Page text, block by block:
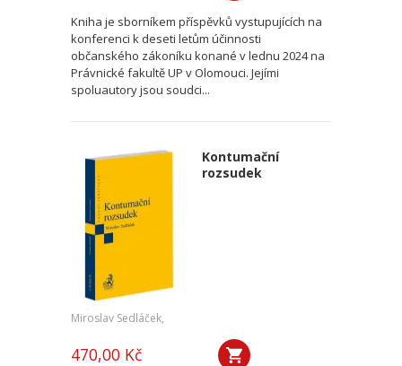
Kniha je sborníkem příspěvků vystupujících na
konferenci k deseti letům účinnosti
občanského zákoníku konané v lednu 2024 na
Právnické fakultě UP v Olomouci. Jejími
spoluautory jsou soudci...
Kontumační
rozsudek
Miroslav Sedláček,
470,00 Kč